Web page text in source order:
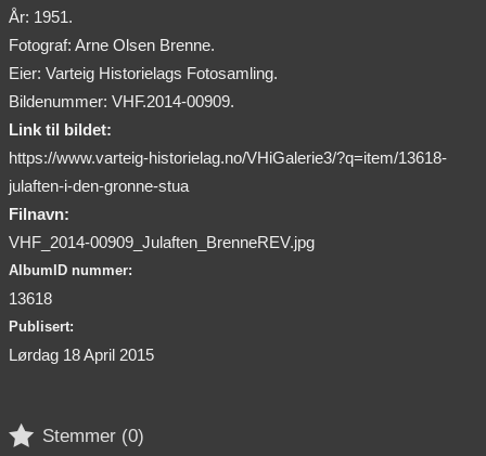
År: 1951.
Fotograf: Arne Olsen Brenne.
Eier: Varteig Historielags Fotosamling.
Bildenummer: VHF.2014-00909.
Link til bildet:
https://www.varteig-historielag.no/VHiGalerie3/?q=item/13618-
julaften-i-den-gronne-stua
Filnavn:
VHF_2014-00909_Julaften_BrenneREV.jpg
AlbumID nummer:
13618
Publisert:
Lørdag 18 April 2015
 Stemmer (0)